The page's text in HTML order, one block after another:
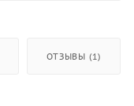
ОТЗЫВЫ (1)